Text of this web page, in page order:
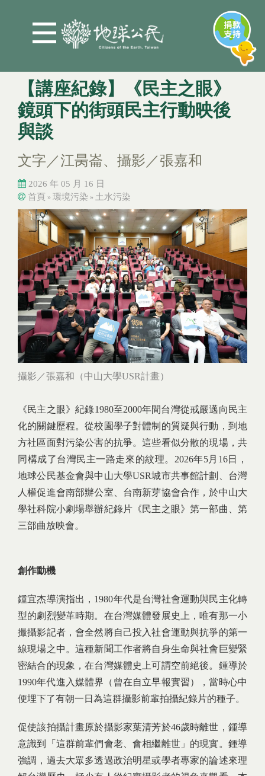
【講座紀錄】《民主之眼》
鏡頭下的街頭民主行動映後
與談
文字／江昺崙、攝影／張嘉和
2026 年 05 月 16 日
您在這裡
首頁 » 環境污染 » 土水污染
您在這裡
攝影／張嘉和（中山大學USR計畫）
《民主之眼》紀錄1980至2000年間台灣從戒嚴邁向民主
化的關鍵歷程。從校園學子對體制的質疑與行動，到地
方社區面對污染公害的抗爭。這些看似分散的現場，共
同構成了台灣民主一路走來的紋理。2026年5月16日，
地球公民基金會與中山大學USR城市共事館計劃、台灣
人權促進會南部辦公室、台南新芽協會合作，於中山大
學社科院小劇場舉辦紀錄片《民主之眼》第一部曲、第
三部曲放映會。
創作動機
鍾宜杰導演指出，1980年代是台灣社會運動與民主化轉
型的劇烈變革時期。在台灣媒體發展史上，唯有那一小
撮攝影記者，會全然將自己投入社會運動與抗爭的第一
線現場之中。這種新聞工作者將自身生命與社會巨變緊
密結合的現象，在台灣媒體史上可謂空前絕後。鍾導於
1990年代進入媒體界（曾在自立早報實習），當時心中
便埋下了有朝一日為這群攝影前輩拍攝紀錄片的種子。
促使該拍攝計畫原於攝影家葉清芳於46歲時離世，鍾導
意識到「這群前輩們會老、會相繼離世」的現實。鍾導
強調，過去大眾多透過政治明星或學者專家的論述來理